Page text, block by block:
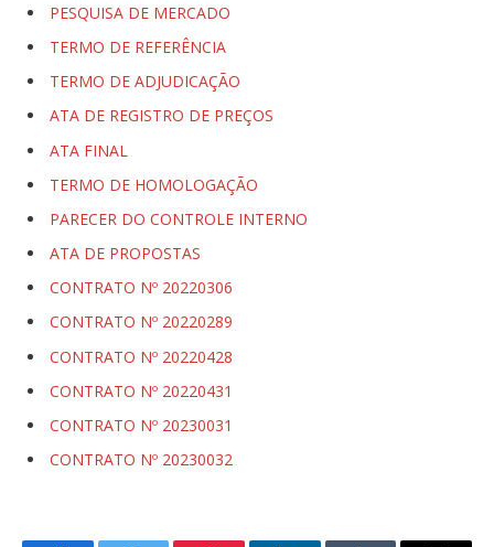
PESQUISA DE MERCADO
TERMO DE REFERÊNCIA
TERMO DE ADJUDICAÇÃO
ATA DE REGISTRO DE PREÇOS
ATA FINAL
TERMO DE HOMOLOGAÇÃO
PARECER DO CONTROLE INTERNO
ATA DE PROPOSTAS
CONTRATO Nº 20220306
CONTRATO Nº 20220289
CONTRATO Nº 20220428
CONTRATO Nº 20220431
CONTRATO Nº 20230031
CONTRATO Nº 20230032